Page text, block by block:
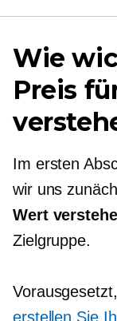
Wie
Preis
Im ersten
wir uns
Wert
Zielgruppe.
erstellen Sie